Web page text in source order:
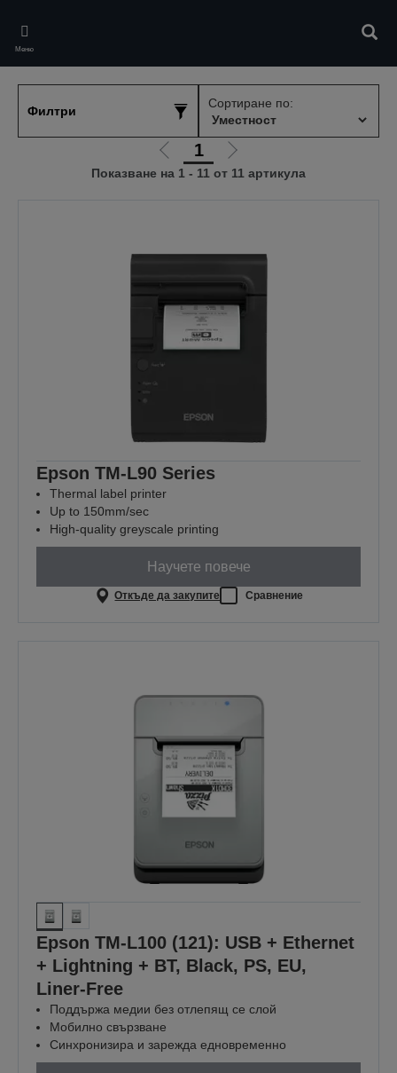
main
content
Меню
Филтри
Сортиране по:
Отиди
на
1
Отиди
на
Показване на 1 - 11 от 11 артикула
Epson TM-L90 Series
Thermal label printer
Up to 150mm/sec
High-quality greyscale printing
Научете повече
Откъде да закупите Сравнение
Epson TM-L100 (121): USB + Ethernet
+ Lightning + BT, Black, PS, EU,
Liner-Free
Поддържа медии без отлепящ се слой
Мобилно свързване
Синхронизира и зарежда едновременно